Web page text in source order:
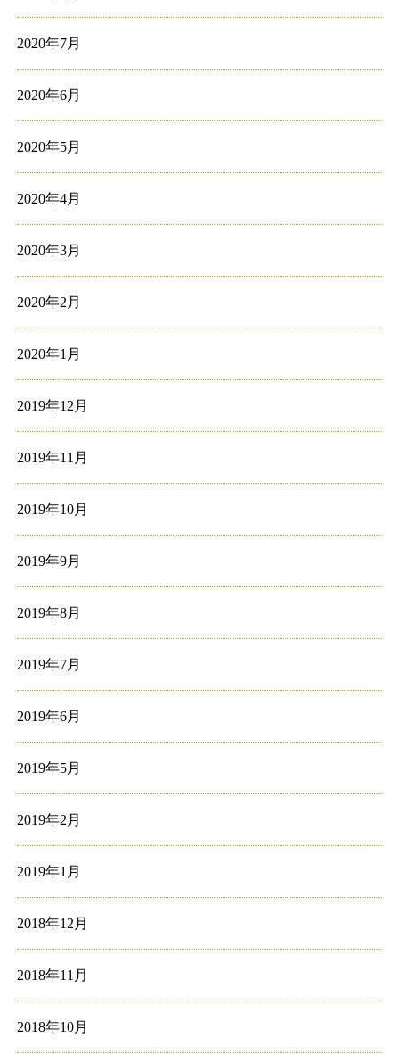
2020年7月
2020年6月
2020年5月
2020年4月
2020年3月
2020年2月
2020年1月
2019年12月
2019年11月
2019年10月
2019年9月
2019年8月
2019年7月
2019年6月
2019年5月
2019年2月
2019年1月
2018年12月
2018年11月
2018年10月